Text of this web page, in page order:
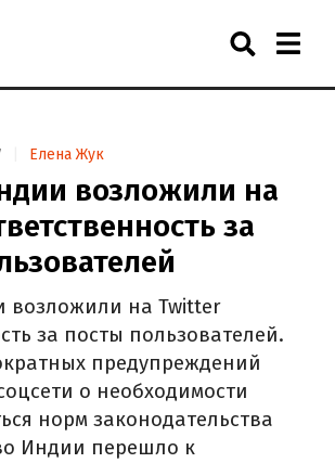
Елена Жук
возложили на
за
возложили на Twitter
за посты пользователей.
предупреждений
о необходимости
норм законодательства
Индии перешло к